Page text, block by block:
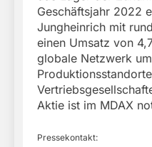
Geschäftsjahr 2022
Jungheinrich mit
einen Umsatz von
globale Netzwerk
Aktie ist im MDAX
Pressekontakt: